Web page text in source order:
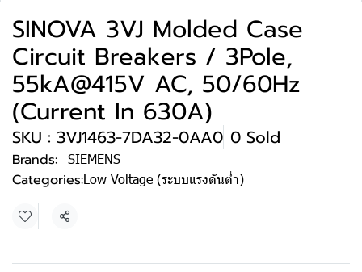
SINOVA 3VJ Molded Case
Circuit Breakers / 3Pole,
55kA@415V AC, 50/60Hz
(Current In 630A)
SKU : 3VJ1463-7DA32-0AA0 0 Sold
Brands: SIEMENS
Categories:Low Voltage (ระบบแรงดันต่ำ)
Share